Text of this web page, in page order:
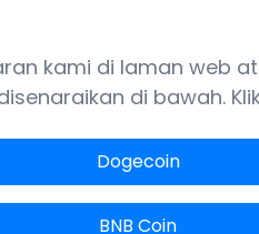
kami di laman web
di bawah.
Dogecoin
BNB Coin